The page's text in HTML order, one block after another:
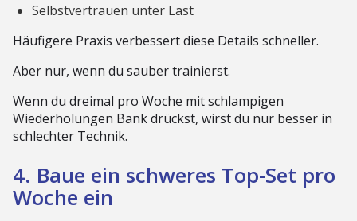
Selbstvertrauen unter Last
Häufigere Praxis verbessert diese Details schneller.
Aber nur, wenn du sauber trainierst.
Wenn du dreimal pro Woche mit schlampigen
Wiederholungen Bank drückst, wirst du nur besser in
schlechter Technik.
4. Baue ein schweres Top-Set pro
Woche ein